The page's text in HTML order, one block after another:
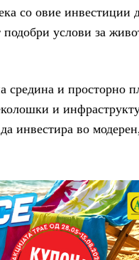
со овие инвестиции
подобри услови за
средина и просторно
и
инвестира во